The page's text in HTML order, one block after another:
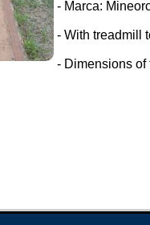
- Marca:
- With treadmill
- Dimensions of